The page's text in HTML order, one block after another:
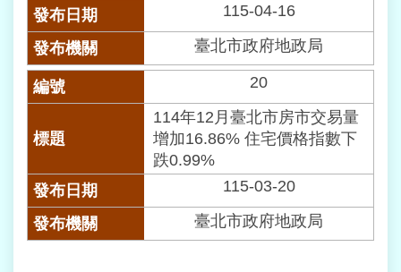
115-04-16
臺北市政府地政局
20
114年12月臺北市房市交易量
增加16.86% 住宅價格指數下
跌0.99%
115-03-20
臺北市政府地政局